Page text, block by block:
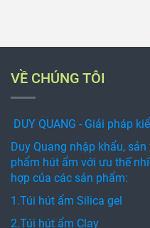
VỀ CHÚNG TÔI
DUY QUANG - Giải pháp
Duy Quang nhập khẩu,
phẩm hút ẩm với ưu thế
hợp của các sản phẩm:
1.Túi hút ẩm Silica gel
2.Túi hút ẩm Clay